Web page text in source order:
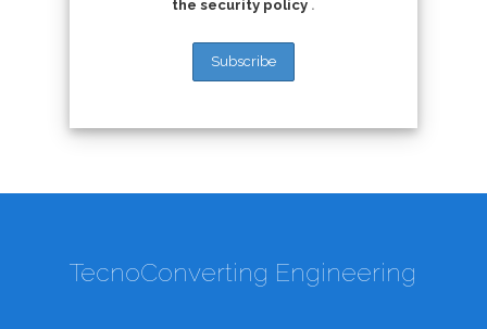
the security policy .
TecnoConverting Engineering